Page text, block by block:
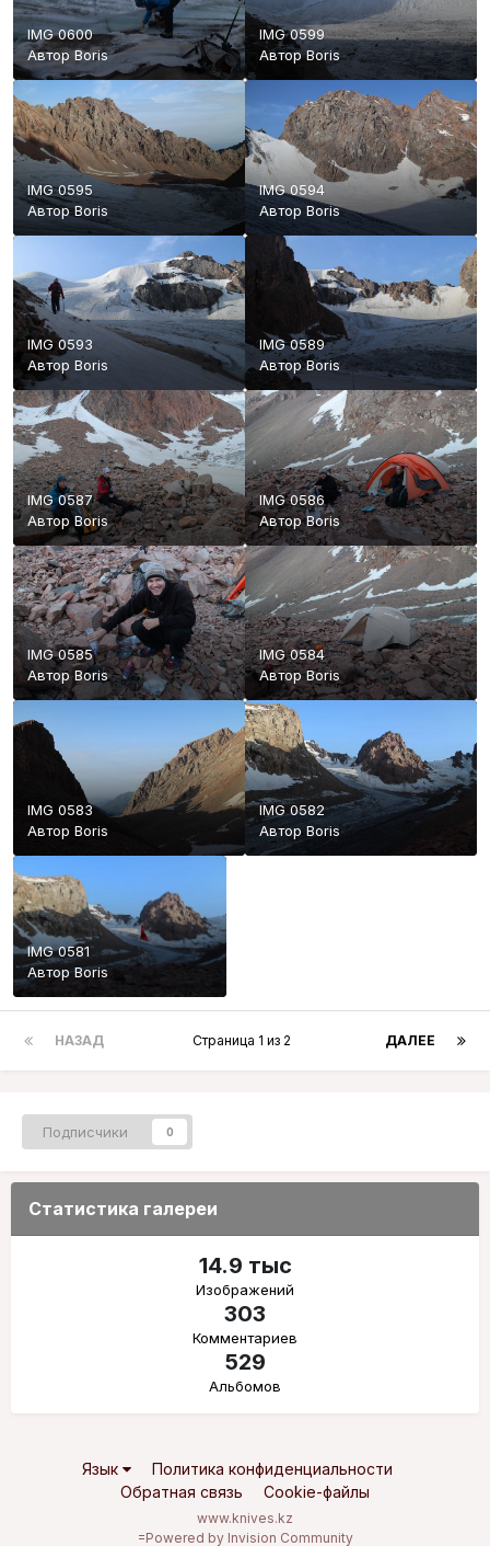
IMG 0600
АвторBoris
IMG 0599
АвторBoris
IMG 0595
АвторBoris
IMG 0594
Автор Boris
IMG 0593
Автор Boris
IMG 0589
АвторBoris
IMG 0587
АвторBoris
IMG 0586
АвторBoris
IMG 0585
АвторBoris
IMG 0584
АвторBoris
IMG 0583
Автор Boris
IMG 0582
АвторBoris
IMG 0581
АвторBoris
НАЗАД ДАЛЕЕ
Страница 1 из 2
Подписчики 0
Статистика галереи
14.9 тыс
Изображений
303
Комментариев
529
Альбомов
Язык
Политика конфиденциальности
Обратная связь
Cookie-файлы
www.knives.kz
=Powered by Invision Community